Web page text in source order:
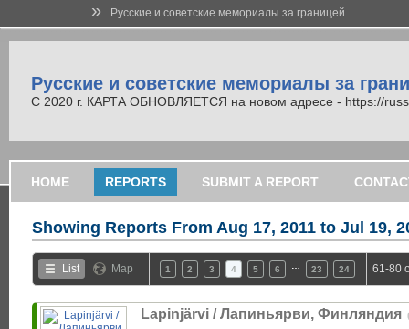
» Русские и советские мемориалы за границей
Русские и советские мемориалы за
С 2020 г. КАРТА ОБНОВЛЯЕТСЯ на новом адресе - https://
HOME REPORTS SUBMIT A REPORT
Showing Reports From Aug 17, 2011 to Jul 19,
List Map 1 2 3 4 5 6 23 24 61-80
Lapinjärvi / Лапиньярви, Финляндия